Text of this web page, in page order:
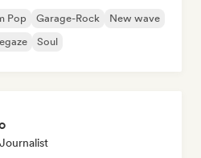
Pop Garage-Rock
New wave
Soul